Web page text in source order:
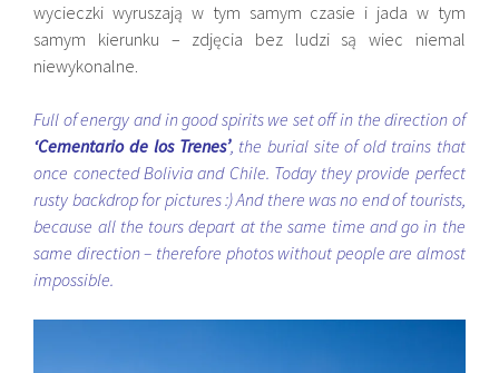
wycieczki wyruszają w tym samym czasie i jada w tym
samym kierunku – zdjęcia bez ludzi są wiec niemal
niewykonalne.
Full of energy and in good spirits we set off in the direction of
‘Cementario de los Trenes’, the burial site of old trains that
once conected Bolivia and Chile. Today they provide perfect
rusty backdrop for pictures :) And there was no end of tourists,
because all the tours depart at the same time and go in the
same direction – therefore photos without people are almost
impossible.